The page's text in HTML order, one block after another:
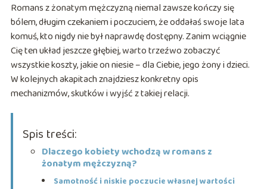
Romans z żonatym mężczyzną niemal zawsze kończy się
bólem, długim czekaniem i poczuciem, że oddałaś swoje lata
komuś, kto nigdy nie był naprawdę dostępny. Zanim wciągnie
Cię ten układ jeszcze głębiej, warto trzeźwo zobaczyć
wszystkie koszty, jakie on niesie – dla Ciebie, jego żony i dzieci.
W kolejnych akapitach znajdziesz konkretny opis
mechanizmów, skutków i wyjść z takiej relacji.
Spis treści:
Dlaczego kobiety wchodzą w romans z
żonatym mężczyzną?
Samotność i niskie poczucie własnej wartości